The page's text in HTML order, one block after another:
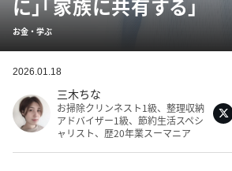
に」「家族に共有する」
お金・学ぶ
2026.01.18
三木ちな
お掃除クリンネスト1級、整理収納
アドバイザー1級、節約生活スペシ
ャリスト、歴20年業スーマニア